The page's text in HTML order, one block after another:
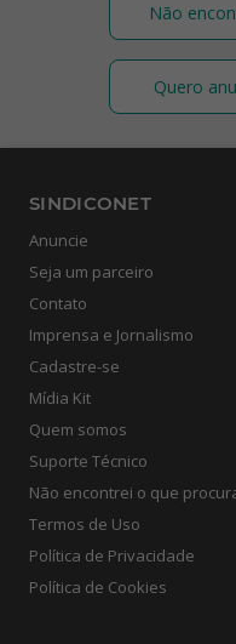
Não
Quero
SINDICONET
Anuncie
Seja um parceiro
Contato
Imprensa e Jornalismo
Cadastre-se
Mídia Kit
Quem somos
Suporte Técnico
Não encontrei o que
Termos de Uso
Política de Privacidade
Política de Cookies